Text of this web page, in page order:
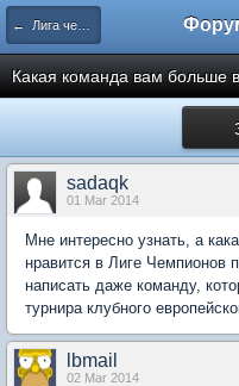
← Лига чемпионов
Какая команда вам больше
sadaqk
01 Mar 2014
Мне интересно узнать, а
нравится в Лиге Чемпионов
написать даже команду,
турнира клубного
lbmail
02 Mar 2014